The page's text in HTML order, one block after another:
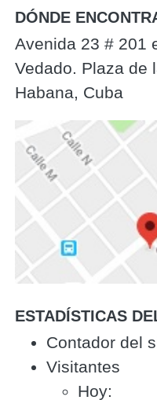
DÓNDE
Avenida 23 # 201
Vedado. Plaza de
Habana, Cuba
ESTADÍSTICAS
‎Contador del
Visitantes
Hoy: